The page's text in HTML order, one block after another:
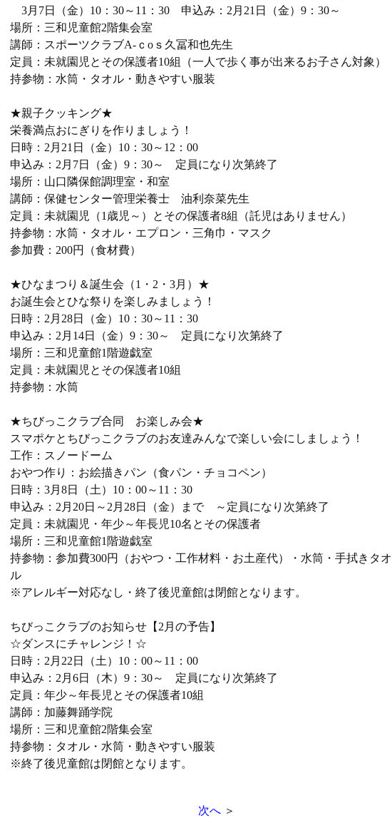
3月7日（金）10：30～11：30 申込み：2月21日（金）9：30～
場所：三和児童館2階集会室
講師：スポーツクラブA-ｃoｓ久冨和也先生
定員：未就園児とその保護者10組（一人で歩く事が出来るお子さん対象）
持参物：水筒・タオル・動きやすい服装
★親子クッキング★
栄養満点おにぎりを作りましょう！
日時：2月21日（金）10：30～12：00
申込み：2月7日（金）9：30～ 定員になり次第終了
場所：山口隣保館調理室・和室
講師：保健センター管理栄養士 油利奈菜先生
定員：未就園児（1歳児～）とその保護者8組（託児はありません）
持参物：水筒・タオル・エプロン・三角巾・マスク
参加費：200円（食材費）
★ひなまつり＆誕生会（1・2・3月）★
お誕生会とひな祭りを楽しみましょう！
日時：2月28日（金）10：30～11：30
申込み：2月14日（金）9：30～ 定員になり次第終了
場所：三和児童館1階遊戯室
定員：未就園児とその保護者10組
持参物：水筒
★ちびっこクラブ合同 お楽しみ会★
スマポケとちびっこクラブのお友達みんなで楽しい会にしましょう！
工作：スノードーム
おやつ作り：お絵描きパン（食パン・チョコペン）
日時：3月8日（土）10：00～11：30
申込み：2月20日～2月28日（金）まで ～定員になり次第終了
定員：未就園児・年少～年長児10名とその保護者
場所：三和児童館1階遊戯室
持参物：参加費300円（おやつ・工作材料・お土産代）・水筒・手拭きタオ
ル
※アレルギー対応なし・終了後児童館は閉館となります。
ちびっこクラブのお知らせ【2月の予告】
☆ダンスにチャレンジ！☆
日時：2月22日（土）10：00～11：00
申込み：2月6日（木）9：30～ 定員になり次第終了
定員：年少～年長児とその保護者10組
講師：加藤舞踊学院
場所：三和児童館2階集会室
持参物：タオル・水筒・動きやすい服装
※終了後児童館は閉館となります。
次へ＞